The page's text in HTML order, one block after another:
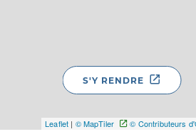
Leaflet | © MapTiler © Contributeurs
S'Y RENDRE